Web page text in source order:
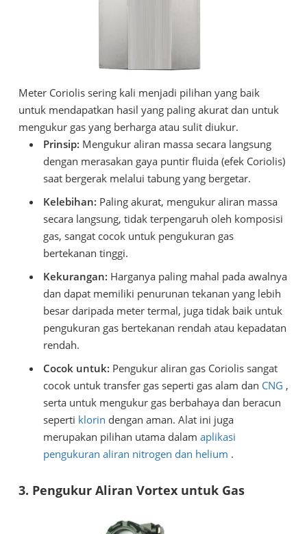
Meter Coriolis sering kali menjadi pilihan yang baik
untuk mendapatkan hasil yang paling akurat dan untuk
mengukur gas yang berharga atau sulit diukur.
Prinsip: Mengukur aliran massa secara langsung
dengan merasakan gaya puntir fluida (efek Coriolis)
saat bergerak melalui tabung yang bergetar.
Kelebihan: Paling akurat, mengukur aliran massa
secara langsung, tidak terpengaruh oleh komposisi
gas, sangat cocok untuk pengukuran gas
bertekanan tinggi.
Kekurangan: Harganya paling mahal pada awalnya
dan dapat memiliki penurunan tekanan yang lebih
besar daripada meter termal, juga tidak baik untuk
pengukuran gas bertekanan rendah atau kepadatan
rendah.
Cocok untuk: Pengukur aliran gas Coriolis sangat
cocok untuk transfer gas seperti gas alam dan CNG ,
serta untuk mengukur gas berbahaya dan beracun
seperti klorin dengan aman. Alat ini juga
merupakan pilihan utama dalam aplikasi
pengukuran aliran nitrogen dan helium .
3. Pengukur Aliran Vortex untuk Gas